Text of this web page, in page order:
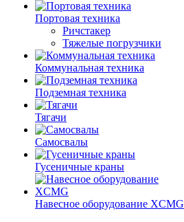
Портовая техника
Ричстакер
Тяжелые погрузчики
Коммунальная техника
Подземная техника
Тягачи
Самосвалы
Гусеничные краны
Навесное оборудование XCMG